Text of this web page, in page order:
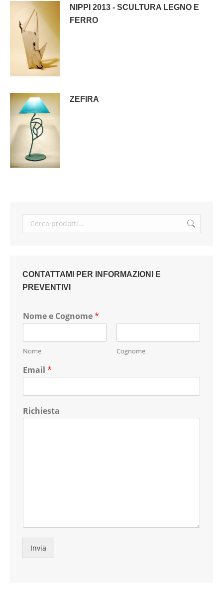
NIPPI 2013 - SCULTURA LEGNO E
FERRO
ZEFIRA
CONTATTAMI PER INFORMAZIONI E
PREVENTIVI
Nome e Cognome*
Nome Cognome
Email *
Richiesta
Invia